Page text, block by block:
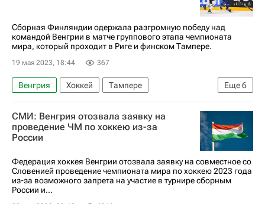
Сборная Финляндии одержала разгромную победу над
командой Венгрии в матче группового этапа чемпионата
мира, который проходит в Риге и финском Тампере.
19 мая 2023, 18:44 367
Еще6
Венгрия Хоккей
Тампере
Микко Лехтонен
Каапо Какко
Атте Охтамаа
Международная федерация хоккея (IIHF)
Чемпионат мира по хоккею
Финляндия
СМИ: Венгрия отозвала заявку на
проведение ЧМ по хоккею из-за
России
Федерация хоккея Венгрии отозвала заявку на совместное со
Словенией проведение чемпионата мира по хоккею 2023 года
из-за возможного запрета на участие в турнире сборным
России и...